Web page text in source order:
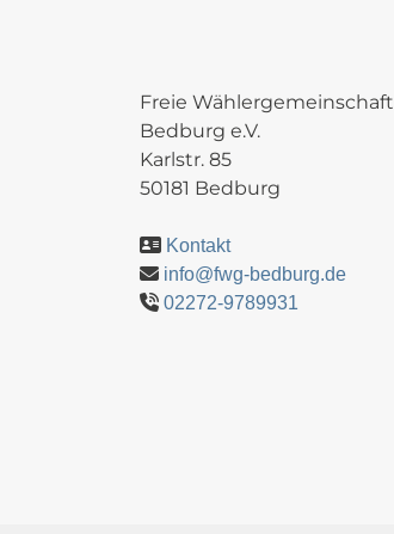
Freie Wählergemeinschaft
Bedburg e.V.
Karlstr. 85
50181 Bedburg
Kontakt
info@fwg-bedburg.de
02272-9789931